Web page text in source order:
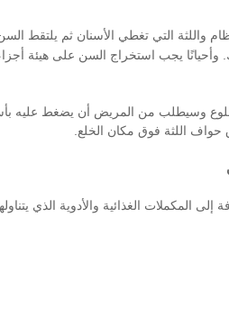
واللثة التي تغطي الأسنان ثم يلتقط
وأحيانًا يجب استخراج السن على هيئة
وسيطلب من المريض أن يضغط عليه
حواف اللثة فوق مكان الخلع.
إلى المكملات الغذائية والأدوية الذي